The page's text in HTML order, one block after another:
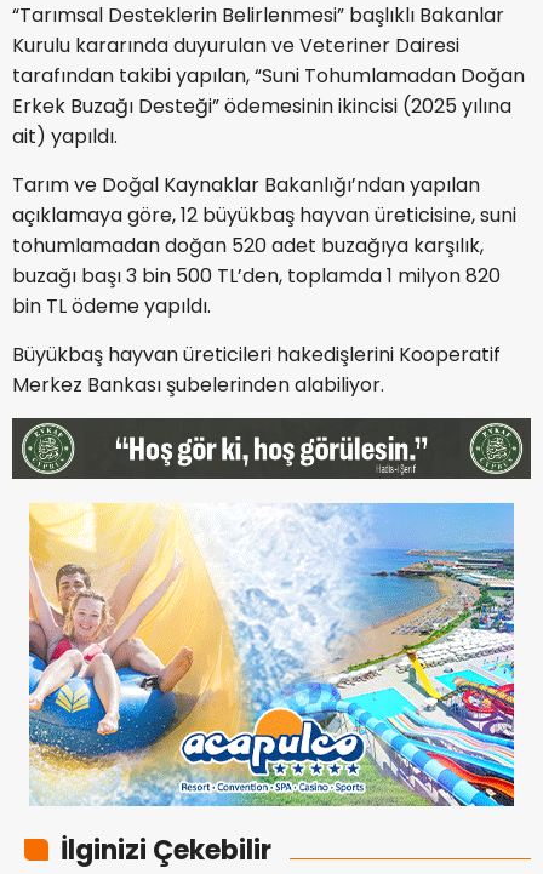
“Tarımsal Desteklerin Belirlenmesi” başlıklı Bakanlar
Kurulu kararında duyurulan ve Veteriner Dairesi
tarafından takibi yapılan, “Suni Tohumlamadan Doğan
Erkek Buzağı Desteği” ödemesinin ikincisi (2025 yılına
ait) yapıldı.
Tarım ve Doğal Kaynaklar Bakanlığı’ndan yapılan
açıklamaya göre, 12 büyükbaş hayvan üreticisine, suni
tohumlamadan doğan 520 adet buzağıya karşılık,
buzağı başı 3 bin 500 TL’den, toplamda 1 milyon 820
bin TL ödeme yapıldı.
Büyükbaş hayvan üreticileri hakedişlerini Kooperatif
Merkez Bankası şubelerinden alabiliyor.
İlginizi Çekebilir